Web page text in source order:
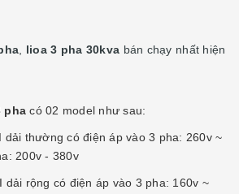
lioa 3 pha 30kva bán chạy nhất hiện
phacó 02 model như sau:
dải thường có điện áp vào 3 pha: 260v ~
200v - 380v
dải rộng có điện áp vào 3 pha: 160v ~